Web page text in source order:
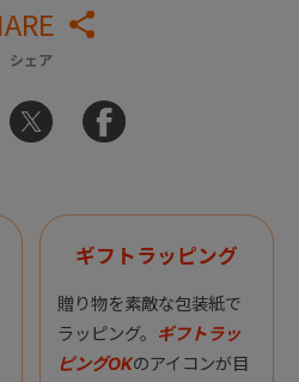
シェア
ギフトラッピング
贈り物を素敵な包装紙で
ラッピング。 ギフトラッ
ピングOKのアイコンが目